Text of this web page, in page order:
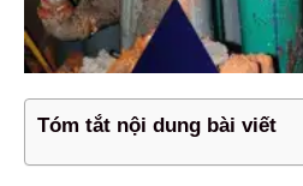
Tóm tắt nội dung bài viết